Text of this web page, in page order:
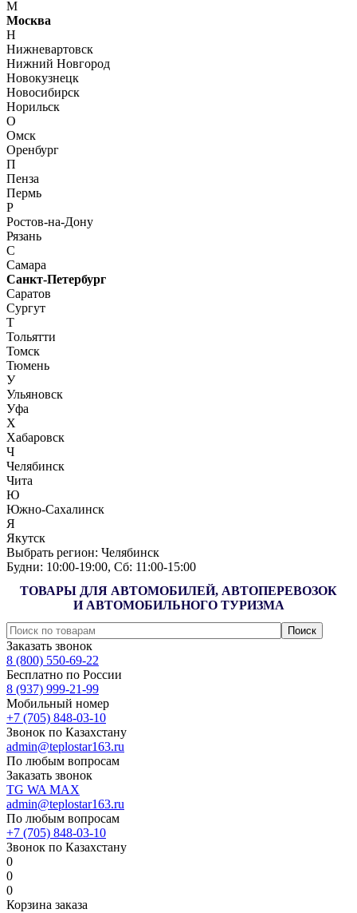
М
Москва
Н
Нижневартовск
Нижний Новгород
Новокузнецк
Новосибирск
Норильск
О
Омск
Оренбург
П
Пенза
Пермь
Р
Ростов-на-Дону
Рязань
С
Самара
Санкт-Петербург
Саратов
Сургут
Т
Тольятти
Томск
Тюмень
У
Ульяновск
Уфа
Х
Хабаровск
Ч
Челябинск
Чита
Ю
Южно-Сахалинск
Я
Якутск
Выбрать регион: Челябинск
Будни: 10:00‑19:00, Сб: 11:00‑15:00
ТОВАРЫ ДЛЯ АВТОМОБИЛЕЙ, АВТОПЕРЕВОЗОК
И АВТОМОБИЛЬНОГО ТУРИЗМА
Заказать звонок
8 (800) 550-69-22
Бесплатно по России
8 (937) 999-21-99
Мобильный номер
+7 (705) 848-03-10
Звонок по Казахстану
admin@teplostar163.ru
По любым вопросам
Заказать звонок
TG WA MAX
admin@teplostar163.ru
По любым вопросам
+7 (705) 848-03-10
Звонок по Казахстану
0
0
0
Корзина заказа